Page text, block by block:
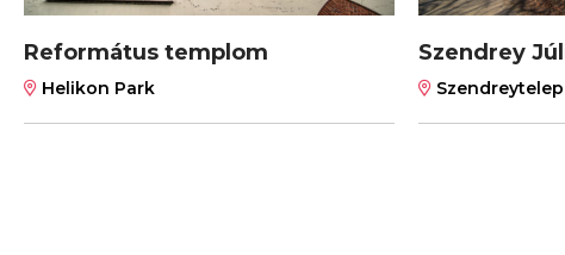
Református templom
Helikon Park
Szendrey
Szendreytelep